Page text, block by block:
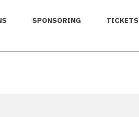
SPONSORING TICKETS